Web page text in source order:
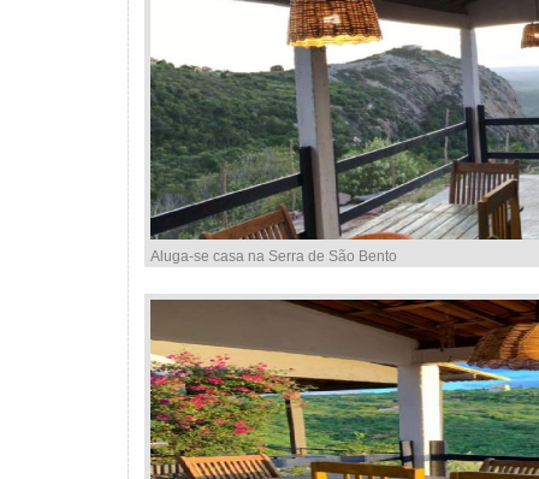
Aluga-se casa na Serra de São Bento